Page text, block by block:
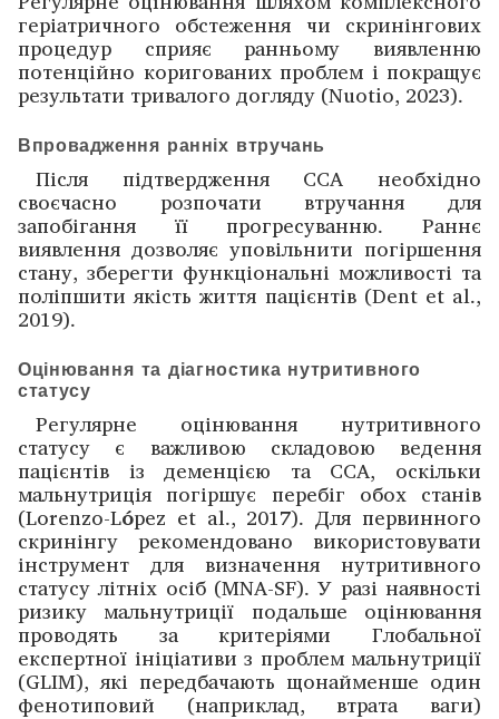
геріатричного обстеження чи скринінгових
процедур сприяє ранньому виявленню
потенційно коригованих проблем і покращує
результати тривалого догляду (Nuotio, 2023).
Впрова­дження ранніх втручань
Після підтвердження ССА необхідно
своєчасно розпочати втручання для
запобігання її прогресуванню. Раннє
виявлення дозволяє уповільнити погіршення
стану, зберегти функціональні можливості та
поліпшити якість життя пацієнтів (Dent et al.,
2019).
Оцінювання та діагностика нутритивного
статусу
Регулярне оцінювання нутритивного
статусу є важливою складовою ведення
пацієнтів із деменцією та ССА, оскільки
мальнутриція погіршує перебіг обох станів
(Lorenzo-López et al., 2017). Для первинного
скринінгу рекомендовано використовувати
інструмент для визначення нутритивного
статусу літніх осіб (MNA-SF). У разі наявності
ризику мальнутриції подальше оцінювання
проводять за критеріями Глобальної
експертної ініціативи з проблем мальнутриції
(GLIM), які передбачають щонайменше один
фенотиповий (наприклад, втрата ваги)